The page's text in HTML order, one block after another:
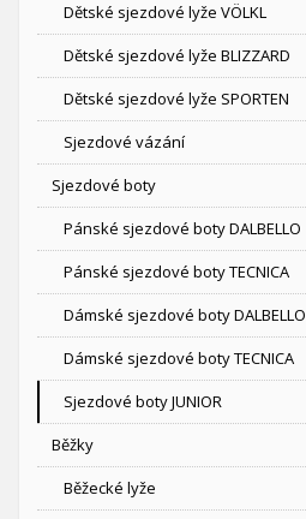
Dětské sjezdové lyže VÖLKL
Dětské sjezdové lyže BLIZZARD
Dětské sjezdové lyže SPORTEN
Sjezdové vázání
Sjezdové boty
Pánské sjezdové boty DALBELLO
Pánské sjezdové boty TECNICA
Dámské sjezdové boty DALBELLO
Dámské sjezdové boty TECNICA
Sjezdové boty JUNIOR
Běžky
Běžecké lyže